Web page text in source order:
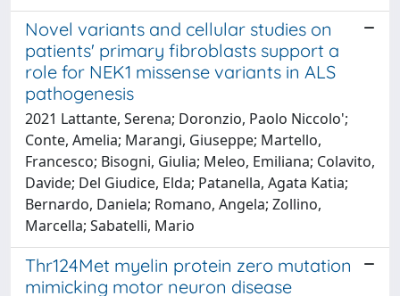
Novel variants and cellular studies on
patients' primary fibroblasts support a
role for NEK1 missense variants in ALS
pathogenesis
2021 Lattante, Serena; Doronzio, Paolo Niccolo';
Conte, Amelia; Marangi, Giuseppe; Martello,
Francesco; Bisogni, Giulia; Meleo, Emiliana; Colavito,
Davide; Del Giudice, Elda; Patanella, Agata Katia;
Bernardo, Daniela; Romano, Angela; Zollino,
Marcella; Sabatelli, Mario
Thr124Met myelin protein zero mutation
mimicking motor neuron disease